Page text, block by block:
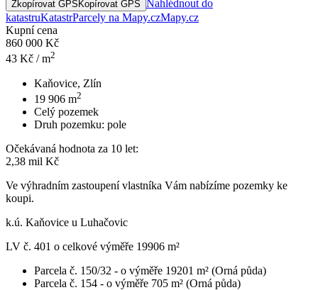
Zkopírovat GPS Kopírovat GPS Nahlédnout do
katastruKatastrParcely na Mapy.czMapy.cz
Kupní cena
860 000 Kč
43 Kč / m2
Kaňovice, Zlín
19 906 m2
Celý pozemek
Druh pozemku: pole
Očekávaná hodnota za 10 let:
2,38 mil Kč
Ve výhradním zastoupení vlastníka Vám nabízíme pozemky ke
koupi.
k.ú. Kaňovice u Luhačovic
LV č. 401 o celkové výměře 19906 m²
Parcela č. 150/32 - o výměře 19201 m² (Orná půda)
Parcela č. 154 - o výměře 705 m² (Orná půda)